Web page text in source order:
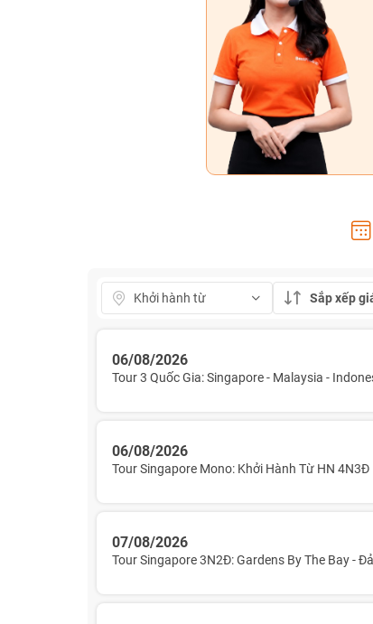
Sắp xếp
06/08/2026
Tour 3 Quốc Gia: Singapore - Malaysia -
06/08/2026
Tour Singapore Mono: Khởi Hành Từ HN 4N3Đ
07/08/2026
Tour Singapore 3N2Đ: Gardens By The Bay -